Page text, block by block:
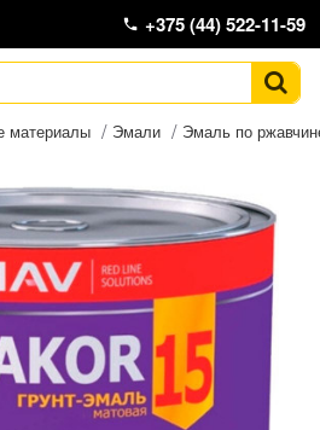
+375 (44) 522-11-59
материалы Эмали Эмаль по